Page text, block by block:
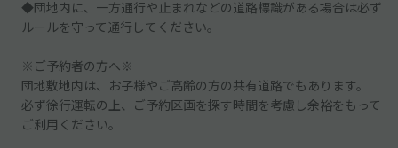
◆団地内に、一方通行や止まれなどの道路標識がある場合は必ず
ルールを守って通行してください。
※ご予約者の方へ※
団地敷地内は、お子様やご高齢の方の共有道路でもあります。
必ず徐行運転の上、ご予約区画を探す時間を考慮し余裕をもって
ご利用ください。